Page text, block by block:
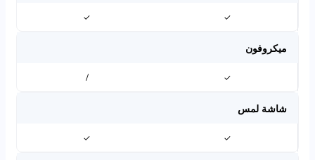
✓
✓
ميكروفون
✓
/
شاشة لمس
✓
✓